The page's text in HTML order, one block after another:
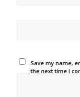
Save my name,
the next time I